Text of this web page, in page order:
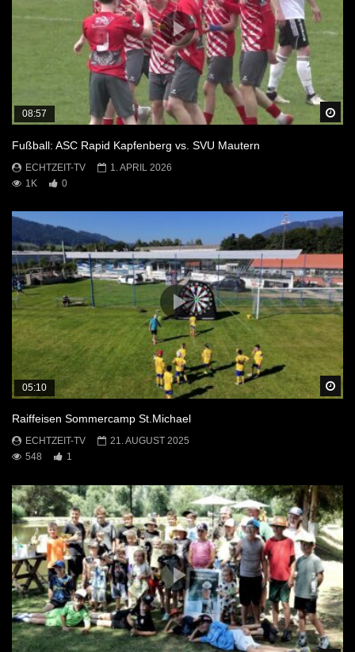
08:57
Fußball: ASC Rapid Kapfenberg vs. SVU Mautern
ECHTZEIT-TV
1. APRIL 2026
1K
0
05:10
Raiffeisen Sommercamp St.Michael
ECHTZEIT-TV
21. AUGUST 2025
548
1